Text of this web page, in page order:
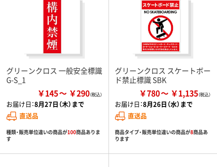
グリーンクロス 一般安全標識
G-S_1
￥145 ￥290
お届け日：8月27日（木）まで
直送品
種類・販売単位違いの商品が100商品ありま
す
グリーンクロス スケートボー
ド禁止標識 SBK
￥780 ￥1,135
お届け日：8月26日（水）まで
直送品
商品タイプ・販売単位違いの商品が8商品あ
ります